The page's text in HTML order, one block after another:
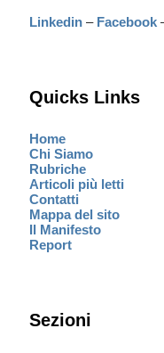
Linkedin – Facebook
Quicks Links
Home
Chi Siamo
Rubriche
Articoli più letti
Contatti
Mappa del sito
Il Manifesto
Report
Sezioni